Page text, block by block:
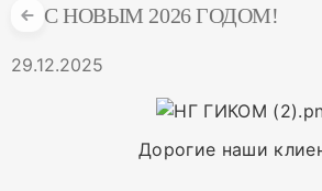
С НОВЫМ 2026 ГОДОМ!
29.12.2025
Дорогие наши